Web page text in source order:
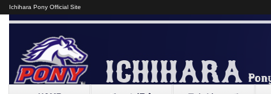
Ichihara Pony Official Site